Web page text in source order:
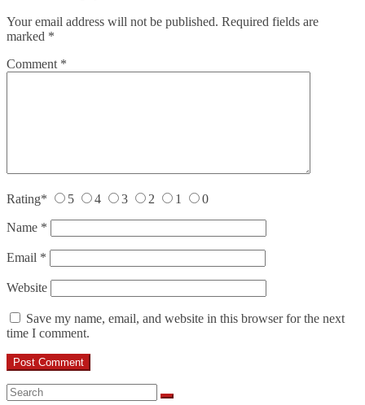
Your email address will not be published. Required fields are
marked *
Comment *
Rating* 5 4 3 2 1 0
Name *
Email *
Website
Save my name, email, and website in this browser for the next
time I comment.